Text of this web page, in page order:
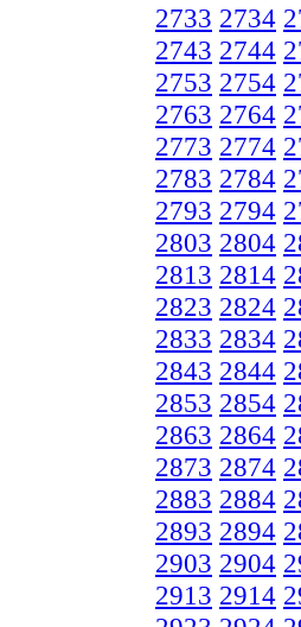
2733 2734
2743 2744
2753 2754
2763 2764
2773 2774
2783 2784
2793 2794
2803 2804
2813 2814
2823 2824
2833 2834
2843 2844
2853 2854
2863 2864
2873 2874
2883 2884
2893 2894
2903 2904
2913 2914